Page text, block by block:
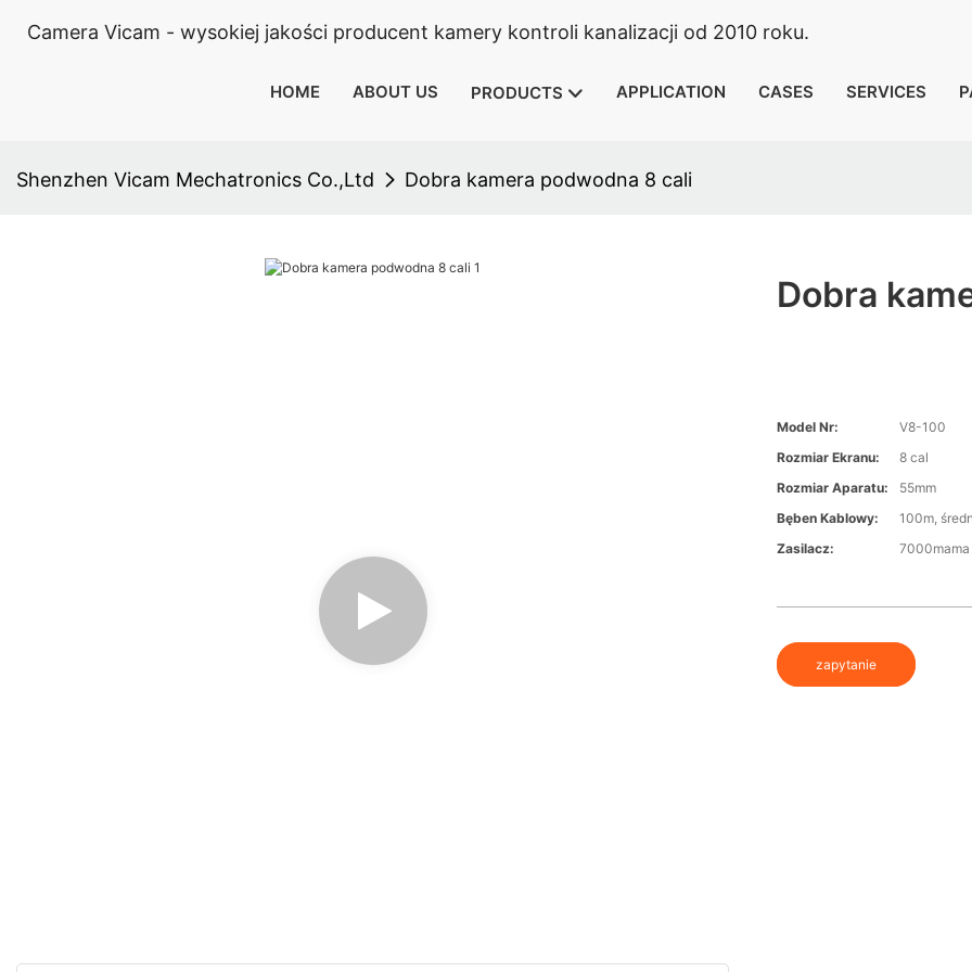
Camera Vicam - wysokiej jakości producent kamery kontroli kanalizacji od 2010 roku.
HOME ABOUT US PRODUCTS APPLICATION CASES SERVICES
Shenzhen Vicam Mechatronics Co.,Ltd Dobra kamera podwodna 8 cali
Dobra
Model Nr:
V8-100
Rozmiar Ekranu:
8 cal
Rozmiar Aparatu:
55mm
Bęben Kablowy:
100m,
Zasilacz:
7000mama
zapytanie